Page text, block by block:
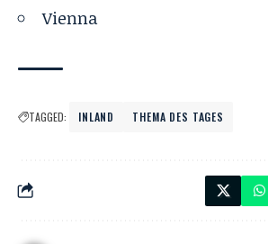
Vienna
TAGGED: INLAND THEMA DES TAGES